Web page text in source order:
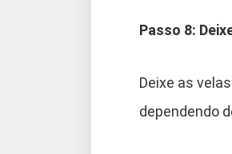
Passo 8:
Deixe as
dependendo